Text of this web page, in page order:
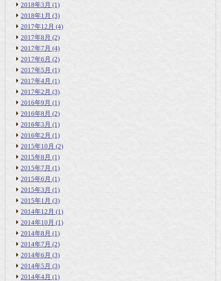
2018年3月 (1)
2018年1月 (3)
2017年12月 (4)
2017年8月 (2)
2017年7月 (4)
2017年6月 (2)
2017年5月 (1)
2017年4月 (1)
2017年2月 (3)
2016年9月 (1)
2016年8月 (2)
2016年3月 (1)
2016年2月 (1)
2015年10月 (2)
2015年8月 (1)
2015年7月 (1)
2015年6月 (1)
2015年3月 (1)
2015年1月 (3)
2014年12月 (1)
2014年10月 (1)
2014年8月 (1)
2014年7月 (2)
2014年6月 (3)
2014年5月 (3)
2014年4月 (1)